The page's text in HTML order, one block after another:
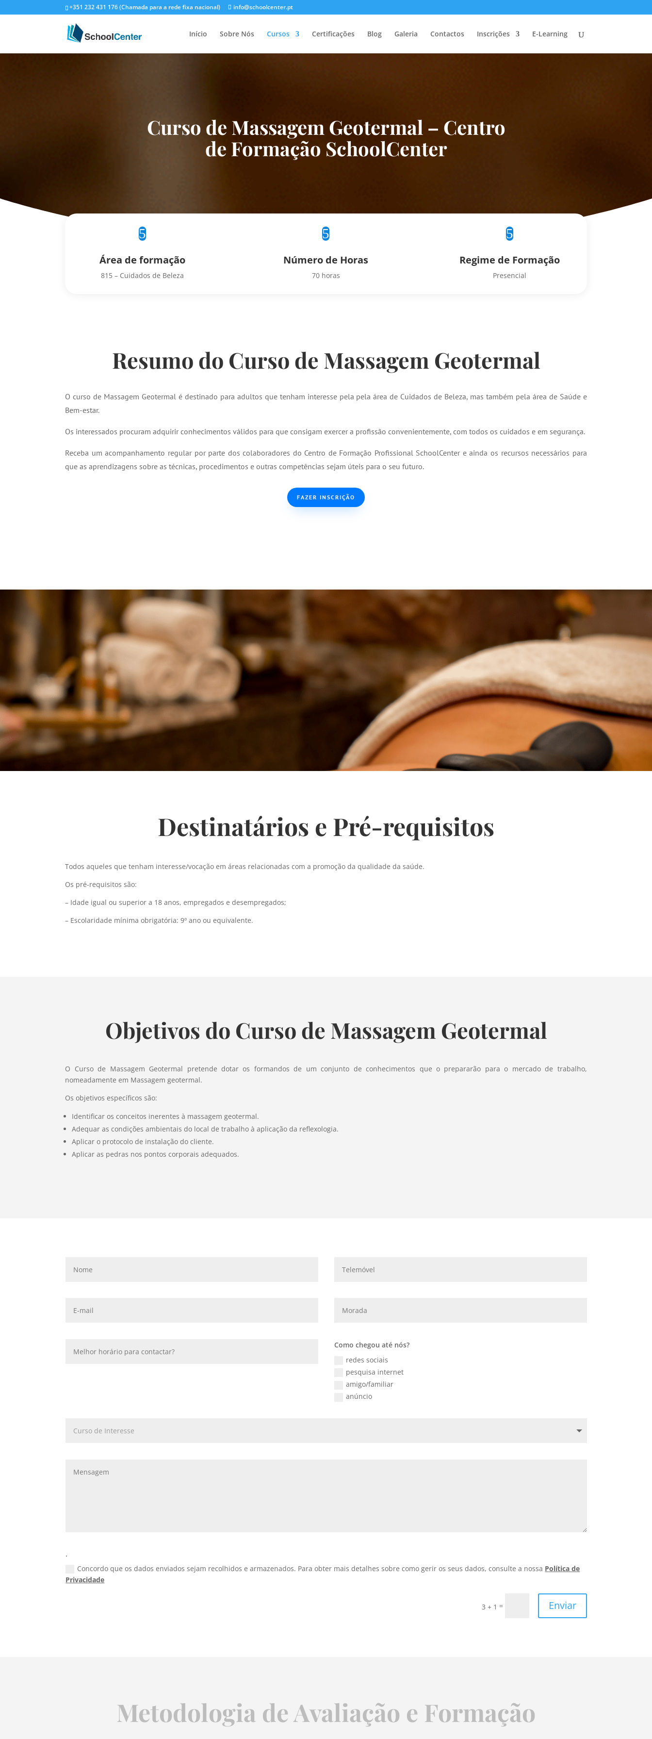
+351 232 431 176 (Chamada para a rede fixa nacional) info@schoolcenter.pt
Início Sobre Nós Cursos Certificações Blog Galeria Contactos Inscrições E-Learning
Curso de Massagem Geotermal – Centro
de Formação SchoolCenter
5
Área de formação
815 – Cuidados de Beleza
5
Número de Horas
70 horas
5
Regime de Formação
Presencial
Resumo do Curso de Massagem Geotermal
O curso de Massagem Geotermal é destinado para adultos que tenham interesse pela pela área de Cuidados de Beleza, mas também pela área de Saúde e
Bem-estar.
Os interessados procuram adquirir conhecimentos válidos para que consigam exercer a profissão convenientemente, com todos os cuidados e em segurança.
Receba um acompanhamento regular por parte dos colaboradores do Centro de Formação Profissional SchoolCenter e ainda os recursos necessários para
que as aprendizagens sobre as técnicas, procedimentos e outras competências sejam úteis para o seu futuro.
FAZER INSCRIÇÃO
Destinatários e Pré-requisitos
Todos aqueles que tenham interesse/vocação em áreas relacionadas com a promoção da qualidade da saúde.
Os pré-requisitos são:
– Idade igual ou superior a 18 anos, empregados e desempregados;
– Escolaridade mínima obrigatória: 9º ano ou equivalente.
Objetivos do Curso de Massagem Geotermal
O Curso de Massagem Geotermal pretende dotar os formandos de um conjunto de conhecimentos que o prepararão para o mercado de trabalho,
nomeadamente em Massagem geotermal.
Os objetivos específicos são:
Identificar os conceitos inerentes à massagem geotermal.
Adequar as condições ambientais do local de trabalho à aplicação da reflexologia.
Aplicar o protocolo de instalação do cliente.
Aplicar as pedras nos pontos corporais adequados.
Como chegou até nós?
redes sociais
pesquisa internet
amigo/familiar
anúncio
.
Concordo que os dados enviados sejam recolhidos e armazenados. Para obter mais detalhes sobre como gerir os seus dados, consulte a nossa Política de
Privacidade
3 + 1 = Enviar
Metodologia de Avaliação e Formação